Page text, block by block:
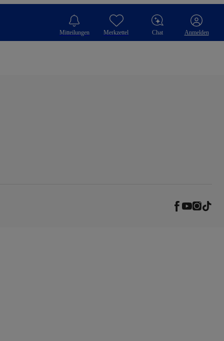
Mitteilungen Merkzettel Chat Anmelden